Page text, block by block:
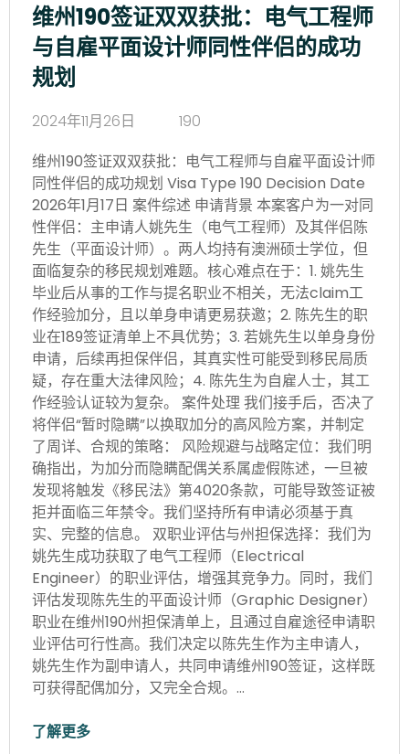
维州190签证双双获批：电气工程师
与自雇平面设计师同性伴侣的成功
规划
2024年11月26日
190
维州190签证双双获批：电气工程师与自雇平面设计师
同性伴侣的成功规划 Visa Type 190 Decision Date
2026年1月17日 案件综述 申请背景 本案客户为一对同
性伴侣：主申请人姚先生（电气工程师）及其伴侣陈
先生（平面设计师）。两人均持有澳洲硕士学位，但
面临复杂的移民规划难题。核心难点在于：1. 姚先生
毕业后从事的工作与提名职业不相关，无法claim工
作经验加分，且以单身申请更易获邀；2. 陈先生的职
业在189签证清单上不具优势；3. 若姚先生以单身身份
申请，后续再担保伴侣，其真实性可能受到移民局质
疑，存在重大法律风险；4. 陈先生为自雇人士，其工
作经验认证较为复杂。 案件处理 我们接手后，否决了
将伴侣“暂时隐瞒”以换取加分的高风险方案，并制定
了周详、合规的策略： 风险规避与战略定位：我们明
确指出，为加分而隐瞒配偶关系属虚假陈述，一旦被
发现将触发《移民法》第4020条款，可能导致签证被
拒并面临三年禁令。我们坚持所有申请必须基于真
实、完整的信息。 双职业评估与州担保选择：我们为
姚先生成功获取了电气工程师（Electrical
Engineer）的职业评估，增强其竞争力。同时，我们
评估发现陈先生的平面设计师（Graphic Designer）
职业在维州190州担保清单上，且通过自雇途径申请职
业评估可行性高。我们决定以陈先生作为主申请人，
姚先生作为副申请人，共同申请维州190签证，这样既
可获得配偶加分，又完全合规。…
了解更多